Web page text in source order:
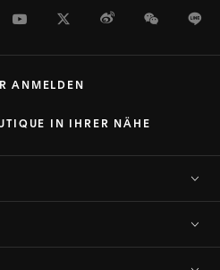
YoutubeTwitterWeiboWeChat
IN IHRER NÄHE
ANMELDEN